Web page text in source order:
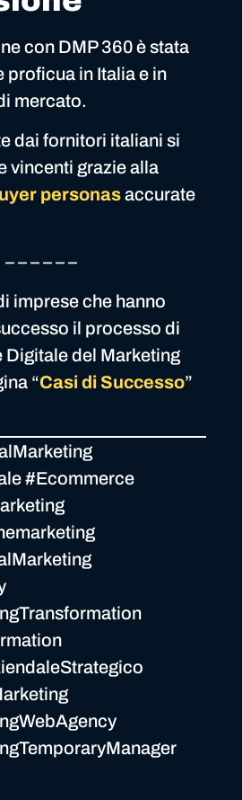
con DMP 360 è stata
proficua in Italia e in
mercato.
dai fornitori italiani si
vincenti grazie alla
personasaccurate
– – – – – –
imprese che hanno
il processo di
Digitale del Marketing
“Casi di Successo”
#Ecommerce